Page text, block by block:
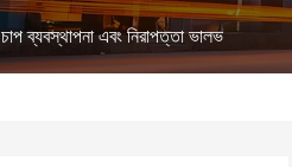
চাপ ব্যবস্থাপনা এবং নিরাপত্তা ভালভ